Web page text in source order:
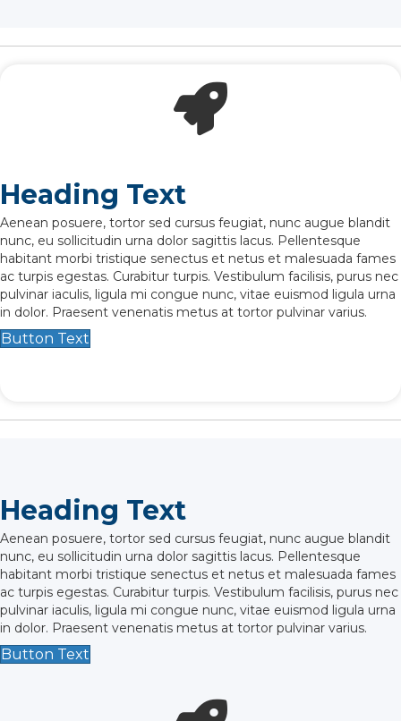
Heading Text
Aenean posuere, tortor sed cursus feugiat, nunc augue blandit
nunc, eu sollicitudin urna dolor sagittis lacus. Pellentesque
habitant morbi tristique senectus et netus et malesuada fames
ac turpis egestas. Curabitur turpis. Vestibulum facilisis, purus nec
pulvinar iaculis, ligula mi congue nunc, vitae euismod ligula urna
in dolor. Praesent venenatis metus at tortor pulvinar varius.
Button Text
Heading Text
Aenean posuere, tortor sed cursus feugiat, nunc augue blandit
nunc, eu sollicitudin urna dolor sagittis lacus. Pellentesque
habitant morbi tristique senectus et netus et malesuada fames
ac turpis egestas. Curabitur turpis. Vestibulum facilisis, purus nec
pulvinar iaculis, ligula mi congue nunc, vitae euismod ligula urna
in dolor. Praesent venenatis metus at tortor pulvinar varius.
Button Text